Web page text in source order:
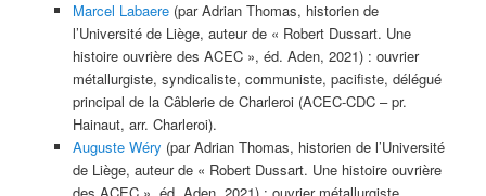
Marcel Labaere(par Adrian Thomas, historien de
l’Université de Liège, auteur de « Robert Dussart. Une
histoire ouvrière des ACEC », éd. Aden, 2021) : ouvrier
métallurgiste, syndicaliste, communiste, pacifiste, délégué
principal de la Câblerie de Charleroi (ACEC-CDC – pr.
Hainaut, arr. Charleroi).
Auguste Wéry (par Adrian Thomas, historien de l’Université
de Liège, auteur de « Robert Dussart. Une histoire ouvrière